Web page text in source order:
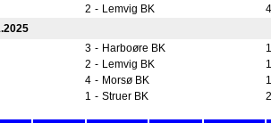
2 - Lemvig BK
4
3 - Harboøre BK
1
2 - Lemvig BK
1
4 - Morsø BK
1
1 - Struer BK 2